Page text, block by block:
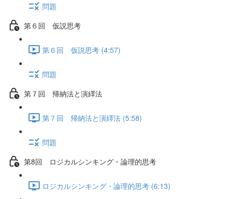
問題
第６回 仮説思考
第６回 仮説思考 (4:57)
問題
第７回 帰納法と演繹法
第７回 帰納法と演繹法 (5:58)
問題
第8回 ロジカルシンキング・論理的思考
ロジカルシンキング・論理的思考 (6:13)